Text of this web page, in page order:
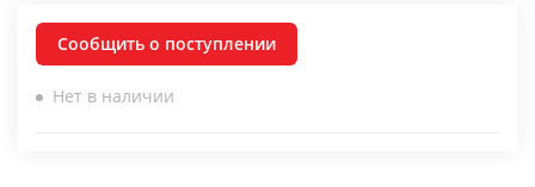
Сообщить о поступлении
Нет в наличии